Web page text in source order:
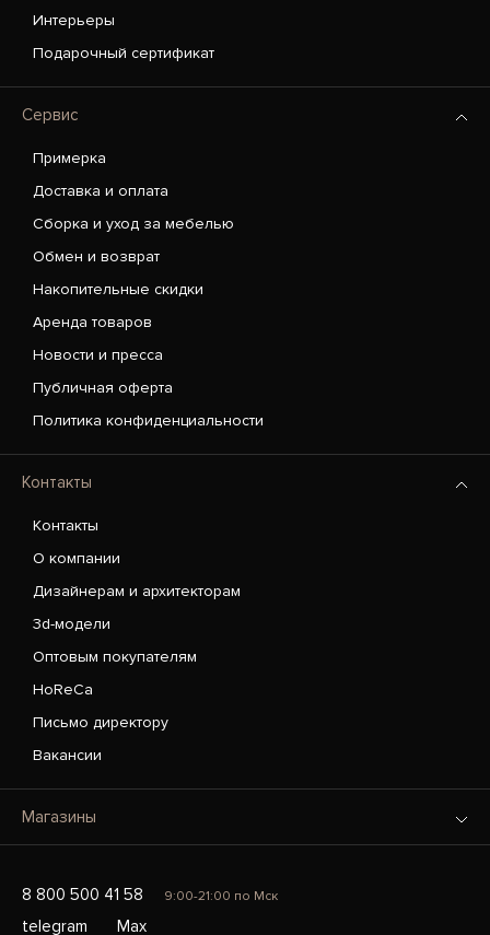
Интерьеры
Подарочный сертификат
Сервис
Примерка
Доставка и оплата
Сборка и уход за мебелью
Обмен и возврат
Накопительные скидки
Аренда товаров
Новости и пресса
Публичная оферта
Политика конфиденциальности
Контакты
Контакты
О компании
Дизайнерам и архитекторам
3d-модели
Оптовым покупателям
HoReCa
Письмо директору
Вакансии
Магазины
8 800 500 41 58 9:00-21:00 по Мск
telegram Max